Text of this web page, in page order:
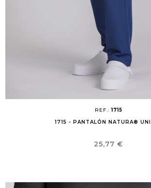
REF.:1715
1715 - PANTALÓN NATURA®
Precio
25,77 €